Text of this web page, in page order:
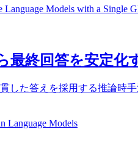
Models with a Single
最終回答を安定
した答えを採用する推論時
Language Models